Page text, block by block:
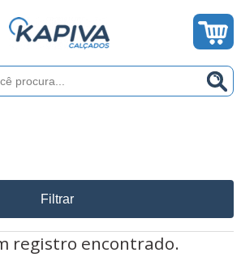
Filtrar
registro encontrado.